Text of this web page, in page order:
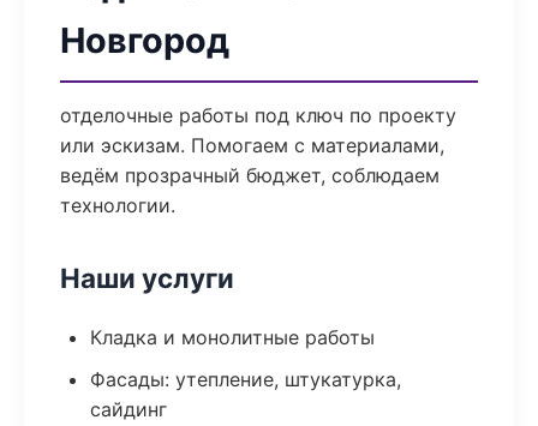
Новгород
отделочные работы под ключ по проекту
или эскизам. Помогаем с материалами,
ведём прозрачный бюджет, соблюдаем
технологии.
Наши услуги
Кладка и монолитные работы
Фасады: утепление, штукатурка,
сайдинг